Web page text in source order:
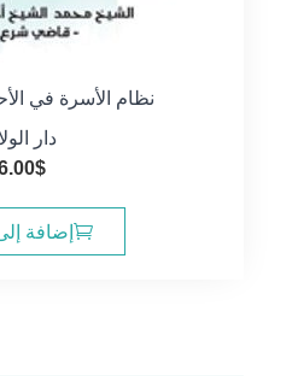
نظام الأسرة في
دار
$
إضافة